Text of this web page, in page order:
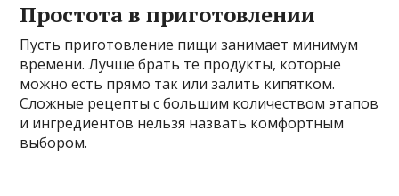
Простота в приготовлении
Пусть приготовление пищи занимает минимум
времени. Лучше брать те продукты, которые
можно есть прямо так или залить кипятком.
Сложные рецепты с большим количеством этапов
и ингредиентов нельзя назвать комфортным
выбором.